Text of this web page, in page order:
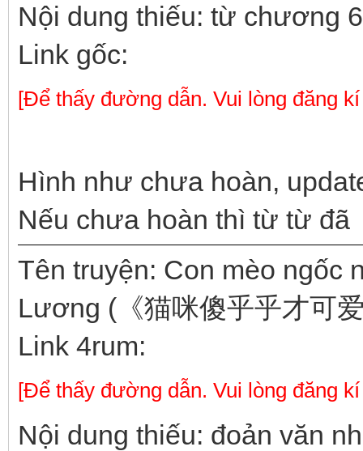
Nội dung thiếu: từ chương
Link gốc:
[Để thấy đường dẫn. Vui lòng đăng
Hình như chưa hoàn,
Nếu chưa hoàn thì từ từ đã
Tên truyện: Con mèo ngốc
Lương (《猫咪傻乎乎才可
Link 4rum:
[Để thấy đường dẫn. Vui lòng đăng
Nội dung thiếu: đoản văn